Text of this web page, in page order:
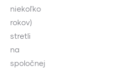
niekoľko
rokov)
stretli
na
spoločnej